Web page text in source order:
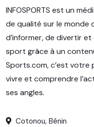
INFOSPORTS est un
de qualité sur le monde
d’informer, de divertir et
sport grâce à un
Sports.com, c’est votre
vivre et comprendre
ses angles.
Cotonou, Bénin